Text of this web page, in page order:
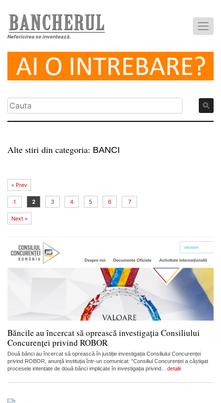
Nefericirea se inventează.
Alte stiri din categoria: BANCI
« Prev
1 2 3 4 5 6 7
Next »
Băncile au încercat să oprească investigația Consiliului
Concurenței privind ROBOR
Două bănci au încercat să oprească în justiție investigația Consiliului Concurenței
privind ROBOR, anunță instituția într-un comunicat: "Consiliul Concurenței a câștigat
procesele intentate de două bănci implicate în investigația privind... detalii